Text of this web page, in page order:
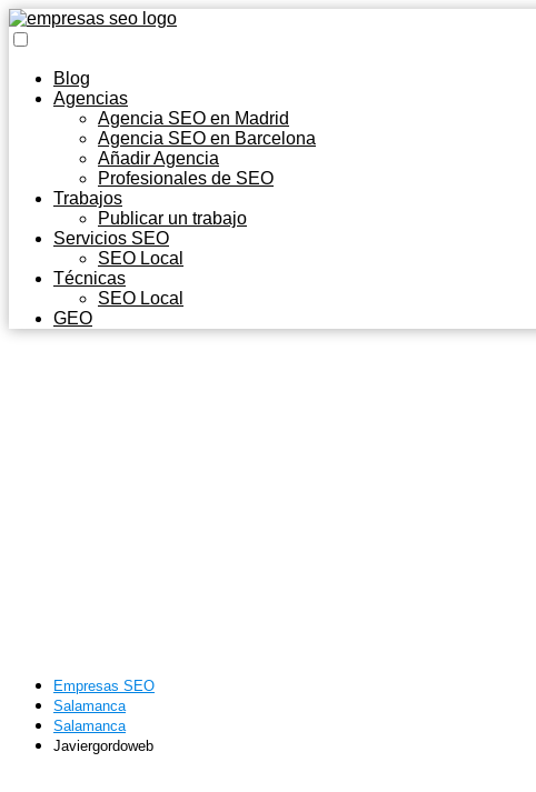
Blog
Agencias
Agencia SEO en Madrid
Agencia SEO en Barcelona
Añadir Agencia
Profesionales de SEO
Trabajos
Publicar un trabajo
Servicios SEO
SEO Local
Técnicas
SEO Local
GEO
Empresas SEO
Salamanca
Salamanca
Javiergordoweb